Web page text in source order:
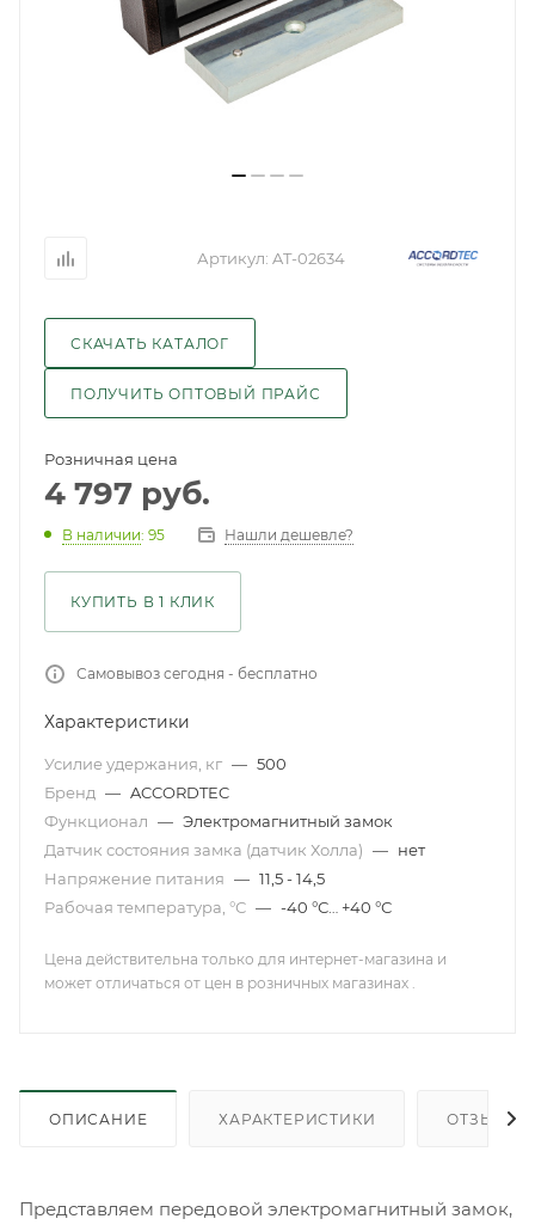
Артикул: AT-02634
СКАЧАТЬ КАТАЛОГ
ПОЛУЧИТЬ ОПТОВЫЙ ПРАЙС
Розничная цена
4 797 руб.
В наличии: 95 Нашли дешевле?
КУПИТЬ В 1 КЛИК
Самовывоз сегодня - бесплатно
Характеристики
Усилие удержания, кг — 500
Бренд — ACCORDTEC
Функционал — Электромагнитный замок
Датчик состояния замка (датчик Холла) — нет
Напряжение питания — 11,5 - 14,5
Рабочая температура, °С — -40 °С… +40 °С
Цена действительна только для интернет-магазина и
может отличаться от цен в розничных магазинах .
ОПИСАНИЕ ХАРАКТЕРИСТИКИ ОТЗЫВЫ
Представляем передовой электромагнитный замок,